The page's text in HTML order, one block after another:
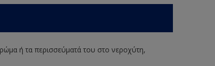
ή τα περισσεύματά του στο νεροχύτη,